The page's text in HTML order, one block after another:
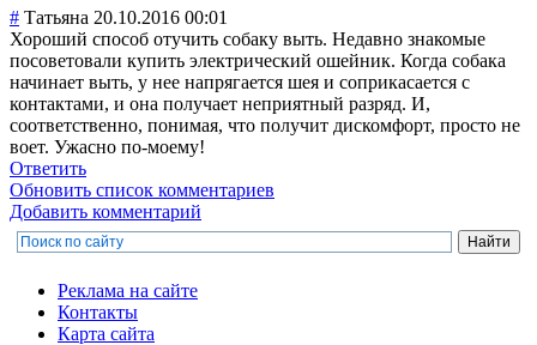
# Татьяна 20.10.2016 00:01
Хороший способ отучить собаку выть. Недавно знакомые
посоветовали купить электрический ошейник. Когда собака
начинает выть, у нее напрягается шея и соприкасается с
контактами, и она получает неприятный разряд. И,
соответственно, понимая, что получит дискомфорт, просто не
воет. Ужасно по-моему!
Ответить
Обновить список комментариев
Добавить комментарий
Реклама на сайте
Контакты
Карта сайта